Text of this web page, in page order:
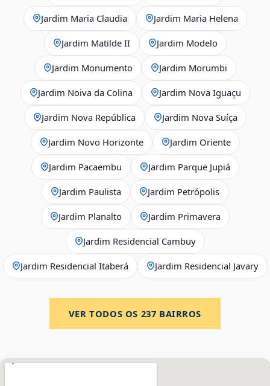
Jardim Maria Claudia Jardim Maria Helena
Jardim Matilde II Jardim Modelo
Jardim Monumento Jardim Morumbi
Jardim Noiva da Colina Jardim Nova Iguaçu
Jardim Nova República Jardim Nova Suíça
Jardim Novo Horizonte Jardim Oriente
Jardim Pacaembu Jardim Parque Jupiá
Jardim Paulista Jardim Petrópolis
Jardim Planalto Jardim Primavera
Jardim Residencial Cambuy
Jardim Residencial Itaberá Jardim Residencial Javary
VER TODOS OS 237 BAIRROS